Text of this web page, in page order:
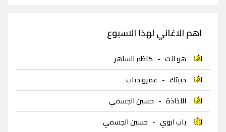
اهم الاغاني لهذا الاسبوع
هو انت - كاظم الساهر
حبيتك - عمرو دياب
اللذاذة - حسين الجسمي
باب ابوي - حسين الجسمي